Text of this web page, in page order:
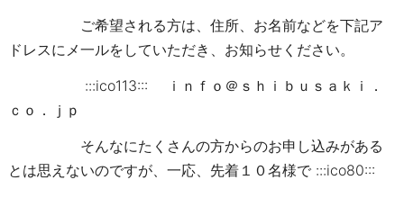
ご希望される方は、住所、お名前などを下記ア
ドレスにメ一ルをしていただき、お知らせください。
:::ico113::: ｉｎｆｏ＠ｓｈｉｂｕｓａｋｉ．
ｃｏ．ｊｐ
そんなにたくさんの方からのお申し込みがある
とは思えないのですが、一応、先着１０名様で :::ico80:::